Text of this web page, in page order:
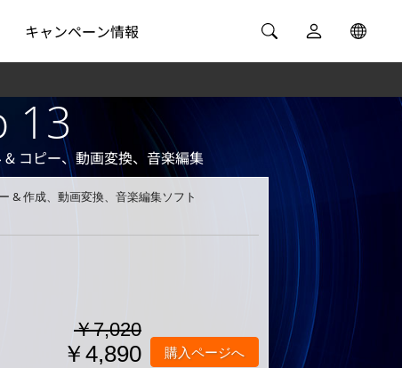
キャンペーン情報
13
コピー、動画変換、音楽編集
& 作成、動画変換、音楽編集ソフト
購入ページへ
￥7,020
￥4,890